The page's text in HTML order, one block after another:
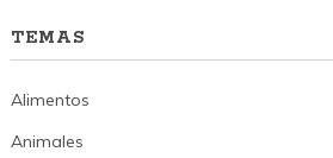
TEMAS
Alimentos
Animales